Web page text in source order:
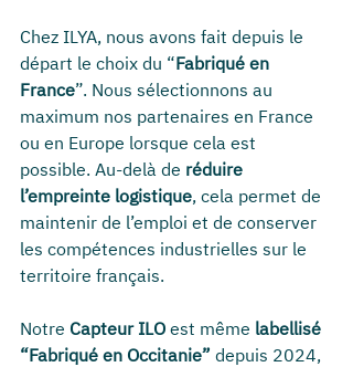
Chez ILYA, nous avons fait depuis le
départ le choix du “Fabriqué en
France”. Nous sélectionnons au
maximum nos partenaires en France
ou en Europe lorsque cela est
possible. Au-delà de réduire
l’empreinte logistique, cela permet de
maintenir de l’emploi et de conserver
les compétences industrielles sur le
territoire français.
Notre Capteur ILO est même labellisé
“Fabriqué en Occitanie” depuis 2024,